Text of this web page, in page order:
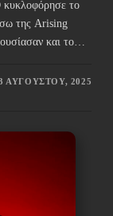
το
της Arising
και το…
ΑΥΓΟΎΣΤΟΥ, 2025